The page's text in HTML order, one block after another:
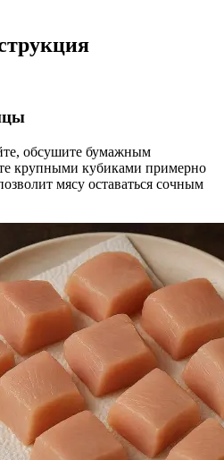
обсушите бумажным
крупными кубиками примерно
мясу оставаться сочным